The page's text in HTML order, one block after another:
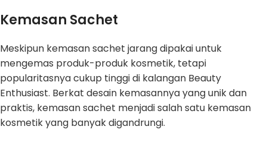
Kemasan Sachet
Meskipun kemasan sachet jarang dipakai untuk
mengemas produk-produk kosmetik, tetapi
popularitasnya cukup tinggi di kalangan Beauty
Enthusiast. Berkat desain kemasannya yang unik dan
praktis, kemasan sachet menjadi salah satu kemasan
kosmetik yang banyak digandrungi.